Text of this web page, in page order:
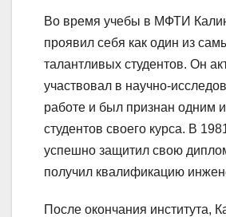
Во время учебы в МФТИ
проявил себя как один из
талантливых студентов. Он
участвовал в научно-
работе и был признан одним
студентов своего курса. В
успешно защитил свою
получил квалификацию
После окончания института,